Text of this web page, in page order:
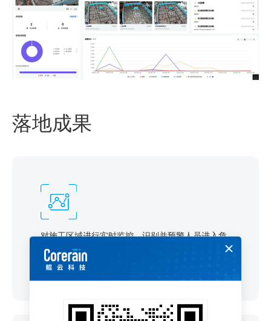
落地成果
对施工区域进行实时监控，识别并预警人员进入危
险区域、车辆违规停放等行为，识别准确率超
95%，有效降低安全事故的发生概率。